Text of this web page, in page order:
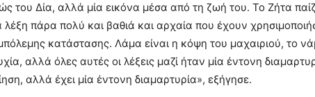
του Δία, αλλά μία εικόνα μέσα από τη ζωή του. Το Ζήτα
λέξη πάρα πολύ και βαθιά και αρχαία που έχουν
κατάστασης. Λάμα είναι η κόψη του μαχαιριού, το
αλλά όλες αυτές οι λέξεις μαζί ήταν μία έντονη
αλλά έχει μία έντονη διαμαρτυρία», εξήγησε.